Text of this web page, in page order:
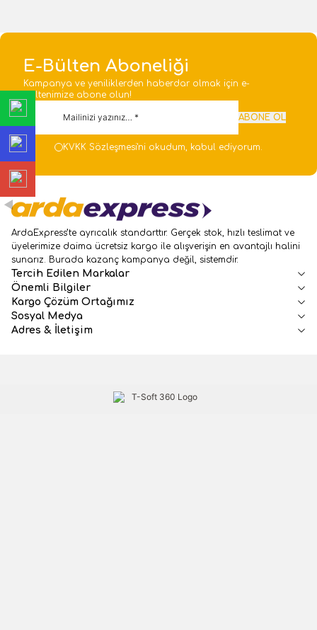
E-Bülten Aboneliği
Kampanya ve yeniliklerden haberdar olmak için e-
bültenimize abone olun!
ABONE OL
KVKK Sözleşmesi'niokudum, kabul ediyorum.
ArdaExpress’te ayrıcalık standarttır. Gerçek stok, hızlı teslimat ve
üyelerimize daima ücretsiz kargo ile alışverişin en avantajlı halini
sunarız. Burada kazanç kampanya değil, sistemdir.
Tercih Edilen Markalar
Önemli Bilgiler
Kargo Çözüm Ortağımız
Sosyal Medya
Adres & İletişim